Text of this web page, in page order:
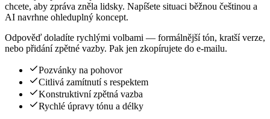
chcete, aby zpráva zněla lidsky. Napíšete situaci běžnou češtinou a
AI navrhne ohleduplný koncept.
Odpověď doladíte rychlými volbami — formálnější tón, kratší verze,
nebo přidání zpětné vazby. Pak jen zkopírujete do e-mailu.
Pozvánky na pohovor
Citlivá zamítnutí s respektem
Konstruktivní zpětná vazba
Rychlé úpravy tónu a délky